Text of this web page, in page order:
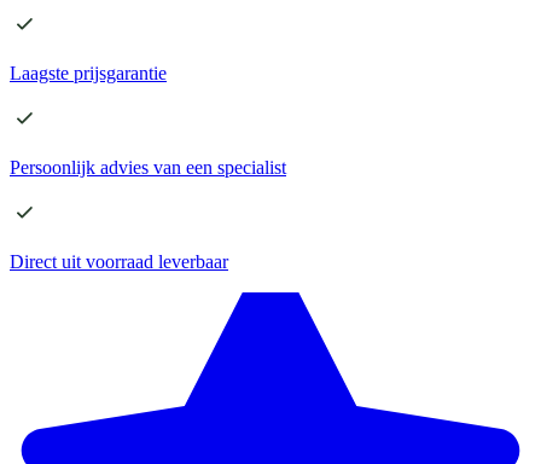
Laagste prijsgarantie
Persoonlijk advies van een specialist
Direct uit voorraad leverbaar